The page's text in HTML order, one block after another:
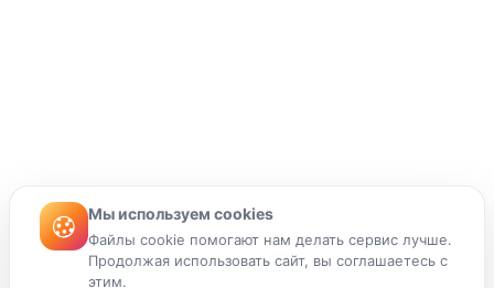
Мы используем cookies
Файлы cookie помогают нам делать сервис лучше.
Продолжая использовать сайт, вы соглашаетесь с
этим.